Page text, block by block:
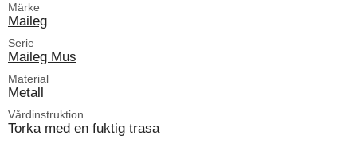
Märke
Maileg
Serie
Maileg Mus
Material
Metall
Vårdinstruktion
Torka med en fuktig trasa